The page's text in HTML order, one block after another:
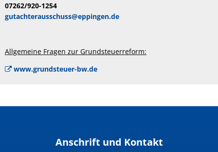
07262/920-1254
gutachterausschuss@eppingen.de
Allgemeine Fragen zur Grundsteuerreform:
www.grundsteuer-bw.de
Anschrift und Kontakt